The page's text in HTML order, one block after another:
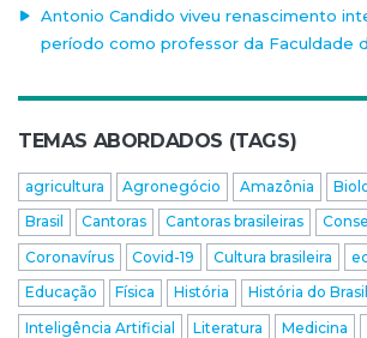
Antonio Candido viveu renascimento
período como professor da Faculdade
TEMAS ABORDADOS (TAGS)
agricultura Agronegócio Amazônia
Brasil
Cantoras Cantoras brasileiras
Coronavírus
Covid-19 Cultura brasileira
Educação
Física História
História do Brasil
Inteligência Artificial
Literatura Medicina